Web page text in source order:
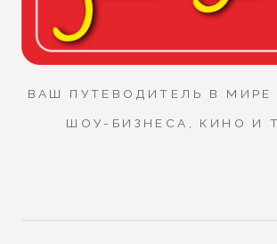
ВАШ ПУТЕВОДИТЕЛЬ В МИРЕ
ШОУ-БИЗНЕСА, КИНО И